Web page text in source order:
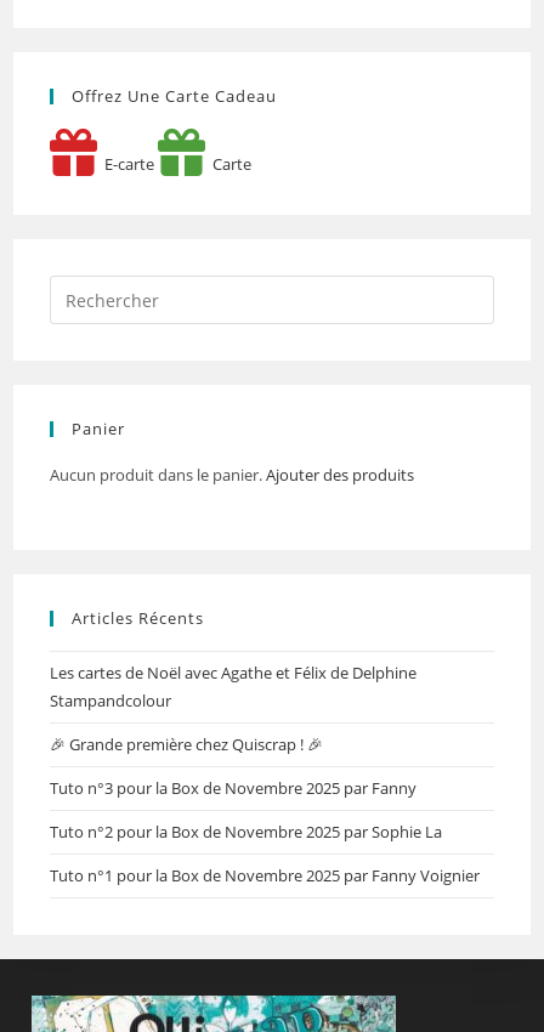
Offrez Une Carte Cadeau
E-carte Carte
Panier
Aucun produit dans le panier.Ajouter des produits
Articles Récents
Les cartes de Noël avec Agathe et Félix de Delphine
Stampandcolour
🎉 Grande première chez Quiscrap ! 🎉
Tuto n°3 pour la Box de Novembre 2025 par Fanny
Tuto n°2 pour la Box de Novembre 2025 par Sophie La
Tuto n°1 pour la Box de Novembre 2025 par Fanny Voignier